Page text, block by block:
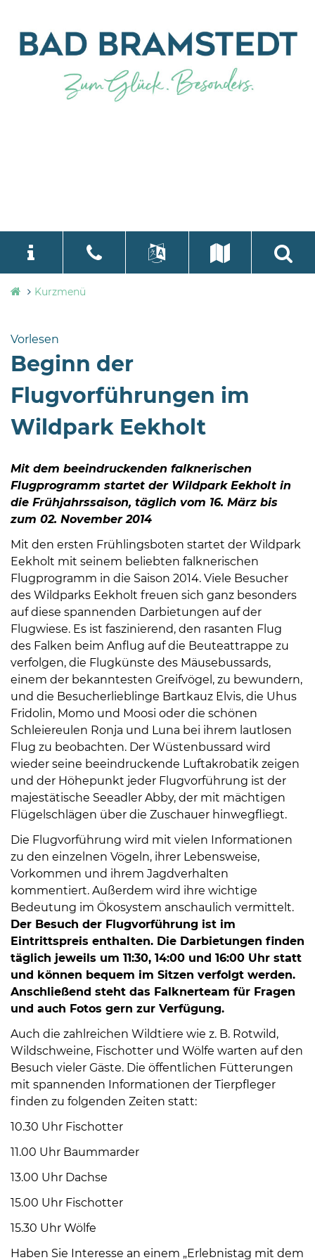
Stadtverwaltung
Bramstedt
Bleeck 15-
24576 Bad
Bramstedt
04192-
zentrale@badbramstedt.de
Mo,
08
Uhr
Do
08
und
18
Uhr
sowie
außerhalb
der
Öffnungszeiten
nach
Vereinbarung.
language
Kurzmenü
Vorlesen
Beginn der
Flugvorführungen im
Wildpark Eekholt
Mit dem beeindruckenden falknerischen
Flugprogramm startet der Wildpark Eekholt in
die Frühjahrssaison, täglich vom 16. März bis
zum 02. November 2014
Mit den ersten Frühlingsboten startet der Wildpark
Eekholt mit seinem beliebten falknerischen
Flugprogramm in die Saison 2014. Viele Besucher
des Wildparks Eekholt freuen sich ganz besonders
auf diese spannenden Darbietungen auf der
Flugwiese. Es ist faszinierend, den rasanten Flug
des Falken beim Anflug auf die Beuteattrappe zu
verfolgen, die Flugkünste des Mäusebussards,
einem der bekanntesten Greifvögel, zu bewundern,
und die Besucherlieblinge Bartkauz Elvis, die Uhus
Fridolin, Momo und Moosi oder die schönen
Schleiereulen Ronja und Luna bei ihrem lautlosen
Flug zu beobachten. Der Wüstenbussard wird
wieder seine beeindruckende Luftakrobatik zeigen
und der Höhepunkt jeder Flugvorführung ist der
majestätische Seeadler Abby, der mit mächtigen
Flügelschlägen über die Zuschauer hinwegfliegt.
Die Flugvorführung wird mit vielen Informationen
zu den einzelnen Vögeln, ihrer Lebensweise,
Vorkommen und ihrem Jagdverhalten
kommentiert. Außerdem wird ihre wichtige
Bedeutung im Ökosystem anschaulich vermittelt.
Der Besuch der Flugvorführung ist im
Eintrittspreis enthalten. Die Darbietungen finden
täglich jeweils um 11:30, 14:00 und 16:00 Uhr statt
und können bequem im Sitzen verfolgt werden.
Anschließend steht das Falknerteam für Fragen
und auch Fotos gern zur Verfügung.
Auch die zahlreichen Wildtiere wie z. B. Rotwild,
Wildschweine, Fischotter und Wölfe warten auf den
Besuch vieler Gäste. Die öffentlichen Fütterungen
mit spannenden Informationen der Tierpfleger
finden zu folgenden Zeiten statt:
10.30 Uhr Fischotter
11.00 Uhr Baummarder
13.00 Uhr Dachse
15.00 Uhr Fischotter
15.30 Uhr Wölfe
Haben Sie Interesse an einem „Erlebnistag mit dem